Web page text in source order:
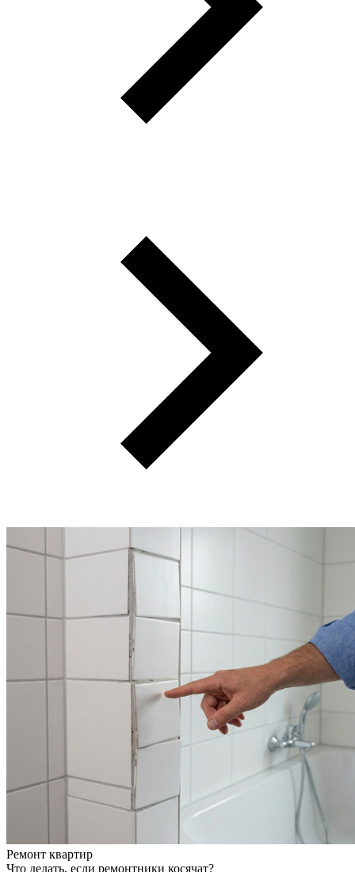
Ремонт квартир
Что делать, если ремонтники косячат?